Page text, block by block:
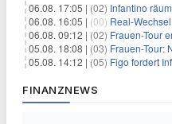
06.08. 17:05 | (02) Infantino räumt
06.08. 16:05 | (00) Real-Wechsel
06.08. 09:12 | (02) Frauen-Tour
05.08. 18:08 | (03) Frauen-Tour:
05.08. 14:12 | (05) Figo fordert
FINANZNEWS